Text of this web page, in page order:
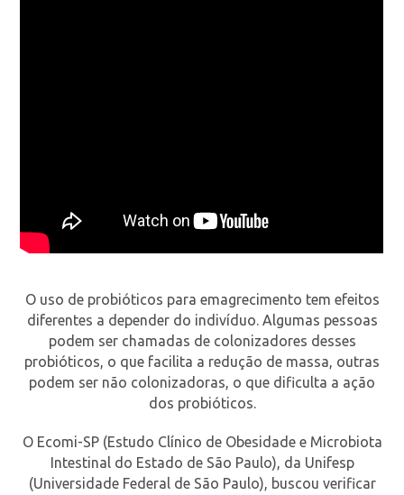
O uso de probióticos para emagrecimento tem efeitos
diferentes a depender do indivíduo. Algumas pessoas
podem ser chamadas de colonizadores desses
probióticos, o que facilita a redução de massa, outras
podem ser não colonizadoras, o que dificulta a ação
dos probióticos.
O Ecomi-SP (Estudo Clínico de Obesidade e Microbiota
Intestinal do Estado de São Paulo), da Unifesp
(Universidade Federal de São Paulo), buscou verificar